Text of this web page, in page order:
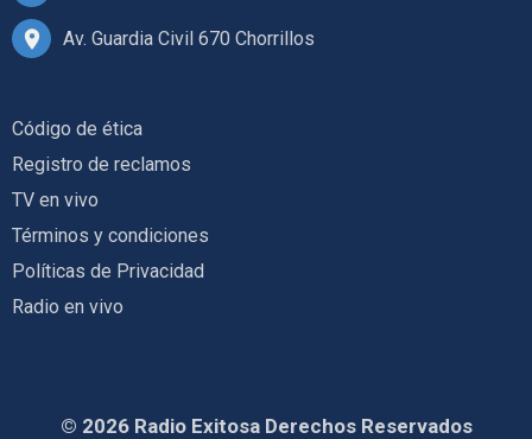
Av. Guardia Civil 670 Chorrillos
Código de ética
Registro de reclamos
TV en vivo
Términos y condiciones
Políticas de Privacidad
Radio en vivo
© 2026 Radio Exitosa Derechos Reservados